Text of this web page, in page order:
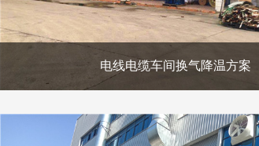
电线电缆车间换气降温方案